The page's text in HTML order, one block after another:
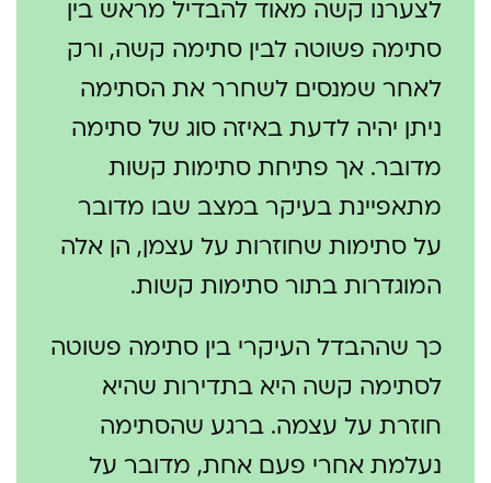
לצערנו קשה מאוד להבדיל מראש בין
סתימה פשוטה לבין סתימה קשה, ורק
לאחר שמנסים לשחרר את הסתימה
ניתן יהיה לדעת באיזה סוג של סתימה
מדובר. אך פתיחת סתימות קשות
מתאפיינת בעיקר במצב שבו מדובר
על סתימות שחוזרות על עצמן, הן אלה
המוגדרות בתור סתימות קשות.
כך שההבדל העיקרי בין סתימה פשוטה
לסתימה קשה היא בתדירות שהיא
חוזרת על עצמה. ברגע שהסתימה
נעלמת אחרי פעם אחת, מדובר על